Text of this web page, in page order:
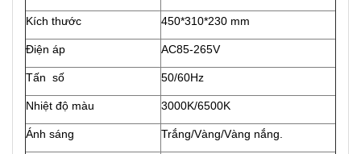
Kích thước 450*310*230 mm
Điện áp AC85-265V
Tấn số 50/60Hz
Nhiệt độ màu 3000K/6500K
Ánh sáng Trắng/Vàng/Vàng nắng.